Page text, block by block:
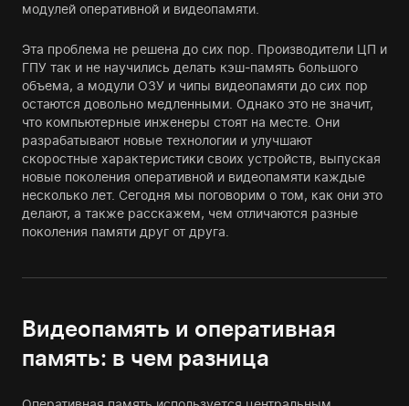
модулей оперативной и видеопамяти.
Эта проблема не решена до сих пор. Производители ЦП и
ГПУ так и не научились делать кэш-память большого
объема, а модули ОЗУ и чипы видеопамяти до сих пор
остаются довольно медленными. Однако это не значит,
что компьютерные инженеры стоят на месте. Они
разрабатывают новые технологии и улучшают
скоростные характеристики своих устройств, выпуская
новые поколения оперативной и видеопамяти каждые
несколько лет. Сегодня мы поговорим о том, как они это
делают, а также расскажем, чем отличаются разные
поколения памяти друг от друга.
Видеопамять и оперативная
память: в чем разница